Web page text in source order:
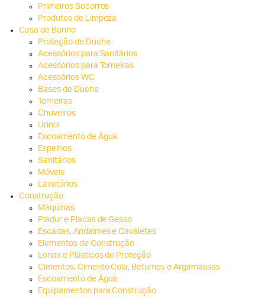
Primeiros Socorros
Produtos de Limpeza
Casa de Banho
Proteção de Duche
Acessórios para Sanitários
Acessórios para Torneiras
Acessórios WC
Bases de Duche
Torneiras
Chuveiros
Urinol
Escoamento de Água
Espelhos
Sanitários
Móveis
Lavatórios
Construção
Máquinas
Pladur e Placas de Gesso
Escadas, Andaimes e Cavaletes
Elementos de Construção
Lonas e Plásticos de Proteção
Cimentos, Cimento Cola, Betumes e Argamassas
Escoamento de Água
Equipamentos para Construção